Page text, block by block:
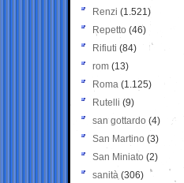
Renzi (1.521)
Repetto (46)
Rifiuti (84)
rom (13)
Roma (1.125)
Rutelli (9)
san gottardo (4)
San Martino (3)
San Miniato (2)
sanità (306)